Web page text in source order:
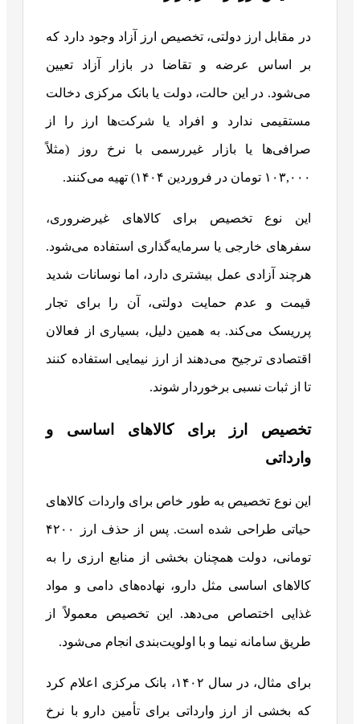
در مقابل ارز دولتی، تخصیص ارز آزاد وجود دارد که
بر اساس عرضه و تقاضا در بازار آزاد تعیین
می‌شود. در این حالت، دولت یا بانک مرکزی دخالت
مستقیمی ندارد و افراد یا شرکت‌ها ارز را از
صرافی‌ها یا بازار غیررسمی با نرخ روز (مثلاً
۱۰۳,۰۰۰ تومان در فروردین ۱۴۰۴) تهیه می‌کنند.
این نوع تخصیص برای کالاهای غیرضروری،
سفرهای خارجی یا سرمایه‌گذاری استفاده می‌شود.
هرچند آزادی عمل بیشتری دارد، اما نوسانات شدید
قیمت و عدم حمایت دولتی، آن را برای تجار
پرریسک می‌کند. به همین دلیل، بسیاری از فعالان
اقتصادی ترجیح می‌دهند از ارز نیمایی استفاده کنند
تا از ثبات نسبی برخوردار شوند.
تخصیص ارز برای کالاهای اساسی و
وارداتی
این نوع تخصیص به طور خاص برای واردات کالاهای
حیاتی طراحی شده است. پس از حذف ارز ۴۲۰۰
تومانی، دولت همچنان بخشی از منابع ارزی را به
کالاهای اساسی مثل دارو، نهاده‌های دامی و مواد
غذایی اختصاص می‌دهد. این تخصیص معمولاً از
طریق سامانه نیما و با اولویت‌بندی انجام می‌شود.
برای مثال، در سال ۱۴۰۲، بانک مرکزی اعلام کرد
که بخشی از ارز وارداتی برای تأمین دارو با نرخ